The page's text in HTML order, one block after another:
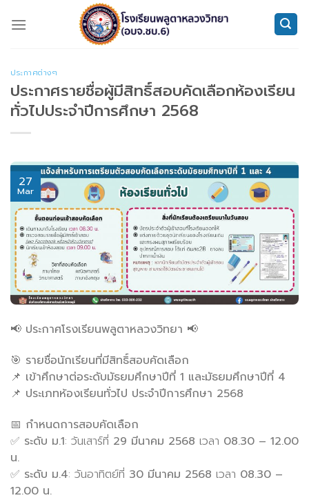
ประกาศต่างๆ
ประกาศรายชื่อผู้มีสิทธิ์สอบคัดเลือกห้องเรียน
ทั่วไปประจำปีการศึกษา 2568
27
Mar
📢 ประกาศโรงเรียนพลูตาหลวงวิทยา 📢
🎯 รายชื่อนักเรียนที่มีสิทธิ์สอบคัดเลือก
📌 เข้าศึกษาต่อระดับมัธยมศึกษาปีที่ 1 และมัธยมศึกษาปีที่ 4
📌 ประเภทห้องเรียนทั่วไป ประจำปีการศึกษา 2568
📅 กำหนดการสอบคัดเลือก
✅ ระดับ ม.1: วันเสาร์ที่ 29 มีนาคม 2568 เวลา 08.30 – 12.00
น.
✅ ระดับ ม.4: วันอาทิตย์ที่ 30 มีนาคม 2568 เวลา 08.30 –
12.00 น.